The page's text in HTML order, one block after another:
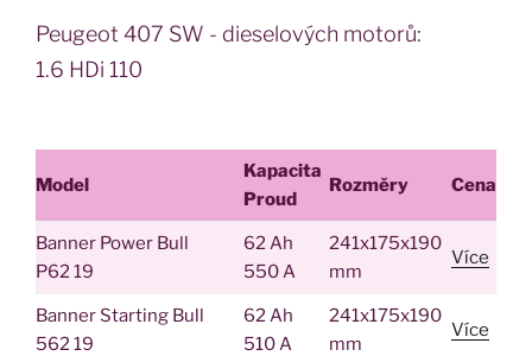
Peugeot 407 SW - dieselových motorů:
1.6 HDi 110
Model
Kapacita
Proud
Rozměry Cena
Banner Power Bull
P62 19
62 Ah
550 A
241x175x190
mm
Více
Banner Starting Bull
562 19
62 Ah
510 A
241x175x190
mm
Více